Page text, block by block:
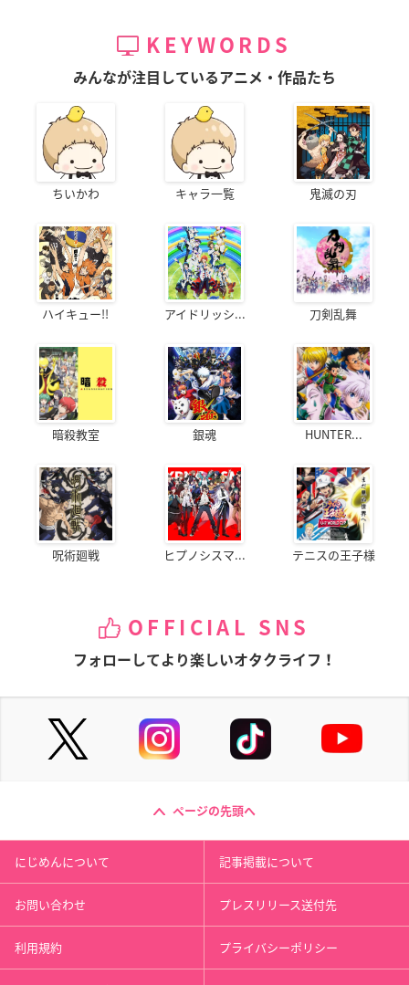
KEYWORDS
みんなが注目しているアニメ・作品たち
ちいかわ キャラ一覧 鬼滅の刃
ハイキュー!! アイドリッシ... 刀剣乱舞
暗殺教室 銀魂 HUNTER...
呪術廻戦 ヒプノシスマ... テニスの王子様
OFFICIAL SNS
フォローしてより楽しいオタクライフ！
ページの先頭へ
にじめんについて 記事掲載について
お問い合わせ プレスリリース送付先
利用規約 プライバシーポリシー